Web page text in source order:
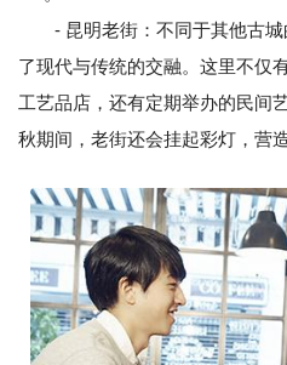
- 昆明老街：不同于其他古城
了现代与传统的交融。这里不仅
工艺品店，还有定期举办的民间
秋期间，老街还会挂起彩灯，营